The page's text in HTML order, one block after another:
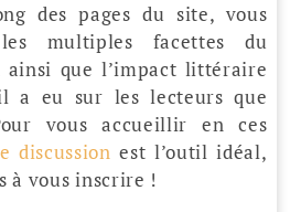
des pages du site, vous
les multiples facettes du
que l’impact littéraire
a eu sur les lecteurs que
vous accueillir en ces
discussion est l’outil idéal,
à vous inscrire !